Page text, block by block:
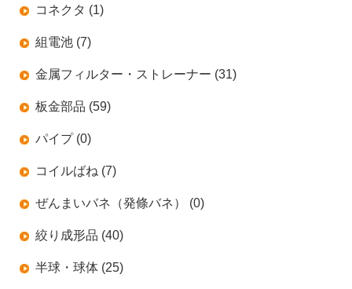
コネクタ (1)
組電池 (7)
金属フィルター・ストレーナー (31)
板金部品 (59)
パイプ (0)
コイルばね (7)
ぜんまいバネ（発條バネ） (0)
絞り成形品 (40)
半球・球体 (25)